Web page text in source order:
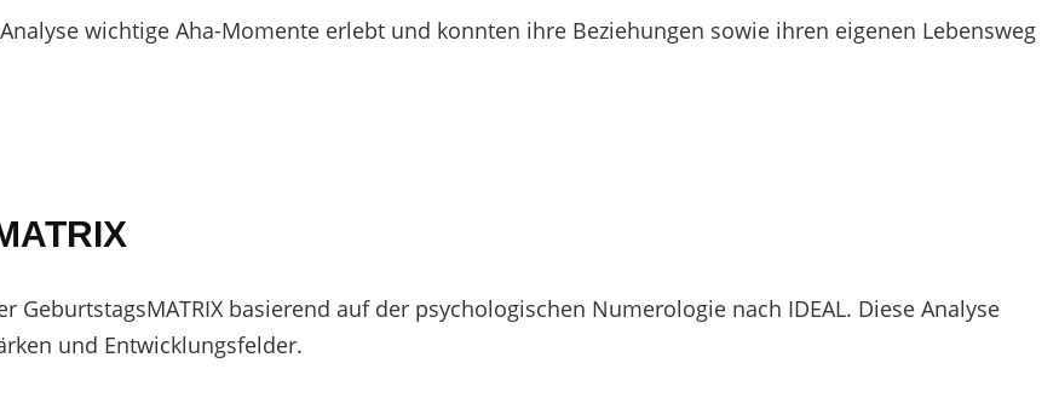
wichtige Aha-Momente erlebt und konnten ihre Beziehungen sowie ihren eigenen Lebensweg
basierend auf der psychologischen Numerologie nach IDEAL. Diese Analyse
und Entwicklungsfelder.